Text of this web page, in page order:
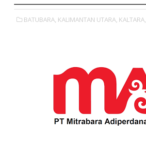
BATUBARA, KALIMANTAN UTARA, KALTARA,